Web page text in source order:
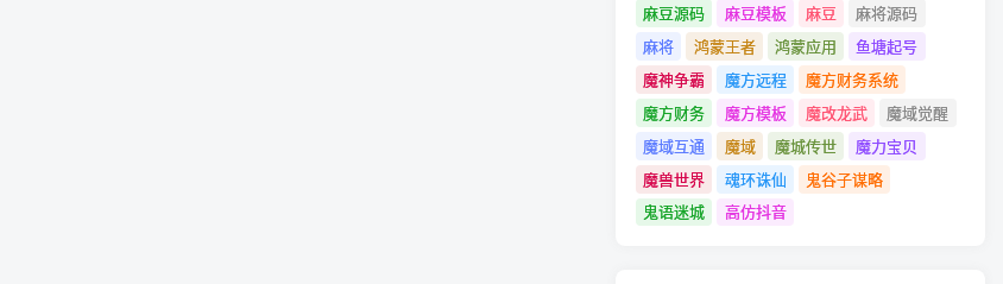
麻豆源码
麻豆模板 麻豆
麻将源码
麻将
鸿蒙王者 鸿蒙应用
鱼塘起号
魔神争霸
魔方远程
魔方财务系统
魔方财务
魔方模板 魔改龙武
魔域觉醒
魔域互通
魔域 魔城传世
魔力宝贝
魔兽世界
魂环诛仙
鬼谷子谋略
鬼语迷城
高仿抖音